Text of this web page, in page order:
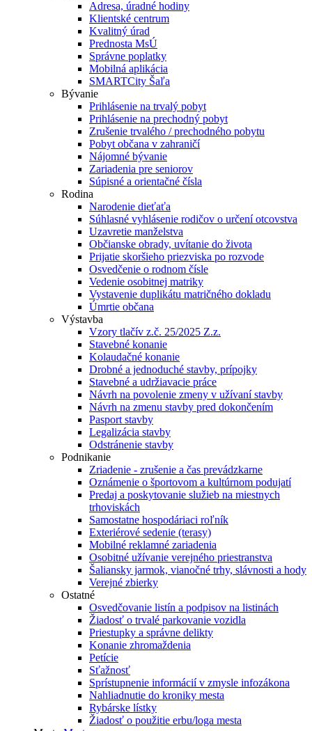
Adresa, úradné hodiny
Klientské centrum
Kvalitný úrad
Prednosta MsÚ
Správne poplatky
Mobilná aplikácia
SMARTCity Šaľa
Bývanie
Prihlásenie na trvalý pobyt
Prihlásenie na prechodný pobyt
Zrušenie trvalého / prechodného pobytu
Pobyt občana v zahraničí
Nájomné bývanie
Zariadenia pre seniorov
Súpisné a orientačné čísla
Rodina
Narodenie dieťaťa
Súhlasné vyhlásenie rodičov o určení otcovstva
Uzavretie manželstva
Občianske obrady, uvítanie do života
Prijatie skoršieho priezviska po rozvode
Osvedčenie o rodnom čísle
Vedenie osobitnej matriky
Vystavenie duplikátu matričného dokladu
Úmrtie občana
Výstavba
Vzory tlačív z.č. 25/2025 Z.z.
Stavebné konanie
Kolaudačné konanie
Drobné a jednoduché stavby, prípojky
Stavebné a udržiavacie práce
Návrh na povolenie zmeny v užívaní stavby
Návrh na zmenu stavby pred dokončením
Pasport stavby
Legalizácia stavby
Odstránenie stavby
Podnikanie
Zriadenie - zrušenie a čas prevádzkarne
Oznámenie o športovom a kultúrnom podujatí
Predaj a poskytovanie služieb na miestnych
trhoviskách
Samostatne hospodáriaci roľník
Exteriérové sedenie (terasy)
Mobilné reklamné zariadenia
Osobitné užívanie verejného priestranstva
Šaliansky jarmok, vianočné trhy, slávnosti a hody
Verejné zbierky
Ostatné
Osvedčovanie listín a podpisov na listinách
Žiadosť o trvalé parkovanie vozidla
Priestupky a správne delikty
Konanie zhromaždenia
Petície
Sťažnosť
Sprístupnenie informácií v zmysle infozákona
Nahliadnutie do kroniky mesta
Rybárske lístky
Žiadosť o použitie erbu/loga mesta